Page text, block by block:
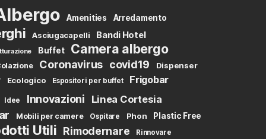
Amenities Arredamento
Asciugacapelli Bandi Hotel
Buffet Camera albergo
Coronavirus covid19
Dispenser
Ecologico Espositori per buffet Frigobar
Idee Innovazioni Linea Cortesia
Mobili per camere Ospitare Phon Plastic Free
Utili Rimodernare Rinnovare